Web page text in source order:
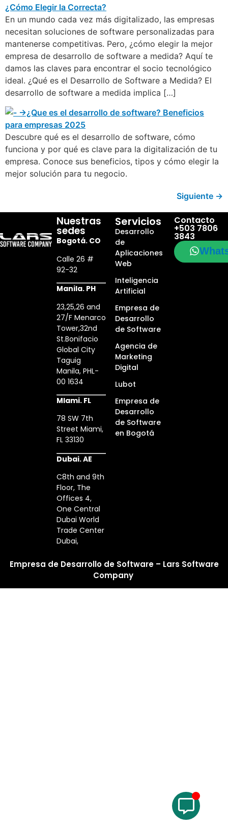
En un mundo cada vez más digitalizado, las empresas
necesitan soluciones de software personalizadas para
mantenerse competitivas. Pero, ¿cómo elegir la mejor
empresa de desarrollo de software a medida? Aquí te
damos las claves para encontrar el socio tecnológico
ideal. ¿Qué es el Desarrollo de Software a Medida? El
desarrollo de software a medida implica […]
Descubre qué es el desarrollo de software, cómo
funciona y por qué es clave para la digitalización de tu
empresa. Conoce sus beneficios, tipos y cómo elegir la
mejor solución para tu negocio.
Siguiente →
Nuestras
sedes
Bogotá. CO
Calle 26 #
92-32
Manila. PH
23,25,26 and
27/F Menarco
Tower,32nd
St.Bonifacio
Global City
Taguig
Manila, PHL-
00 1634
MIami. FL
78 SW 7th
Street Miami,
FL 33130
Dubai. AE
C8th and 9th
Floor, The
Offices 4,
One Central
Dubai World
Trade Center
Dubai,
Servicios
Desarrollo
de
Aplicaciones
Web
Inteligencia
Artificial
Empresa de
Desarrollo
de Software
Agencia de
Marketing
Digital
Lubot
Empresa de
Desarrollo
de Software
en Bogotá
Contacto
+503 7806
3843
Empresa de Desarrollo de Software – Lars Software
Company